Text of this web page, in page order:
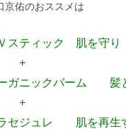
京佑のおススメは
スティック 肌を守り
ガニックバーム 髪
セジュレ 肌を再生